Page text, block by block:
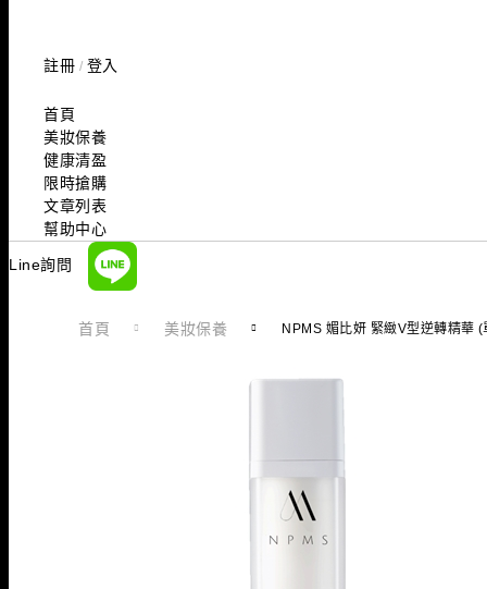
註冊 / 登入
首頁
美妝保養
健康清盈
限時搶購
文章列表
幫助中心
Line詢問
首頁 美妝保養 NPMS 媚比妍 緊緻V型逆轉精華 (